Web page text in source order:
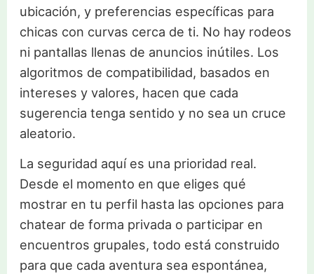
ubicación, y preferencias específicas para
chicas con curvas cerca de ti. No hay rodeos
ni pantallas llenas de anuncios inútiles. Los
algoritmos de compatibilidad, basados en
intereses y valores, hacen que cada
sugerencia tenga sentido y no sea un cruce
aleatorio.
La seguridad aquí es una prioridad real.
Desde el momento en que eliges qué
mostrar en tu perfil hasta las opciones para
chatear de forma privada o participar en
encuentros grupales, todo está construido
para que cada aventura sea espontánea,